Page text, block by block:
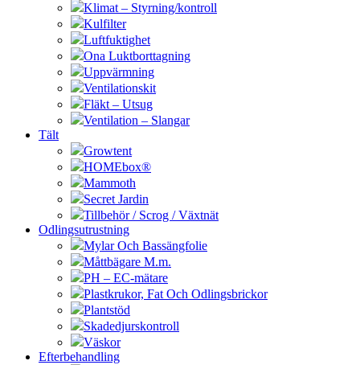
Klimat – Styrning/kontroll
Kulfilter
Luftfuktighet
Ona Luktborttagning
Uppvärmning
Ventilationskit
Fläkt – Utsug
Ventilation – Slangar
Tält
Growtent
HOMEbox®
Mammoth
Secret Jardin
Tillbehör / Scrog / Växtnät
Odlingsutrustning
Mylar Och Bassängfolie
Måttbägare M.m.
PH – EC-mätare
Plastkrukor, Fat Och Odlingsbrickor
Plantstöd
Skadedjurskontroll
Väskor
Efterbehandling